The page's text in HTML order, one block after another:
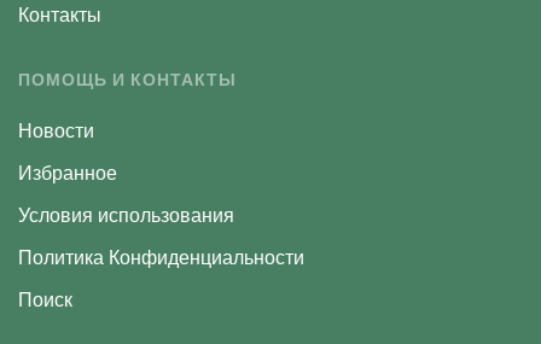
Контакты
ПОМОЩЬ И КОНТАКТЫ
Новости
Избранное
Условия использования
Политика Конфиденциальности
Поиск